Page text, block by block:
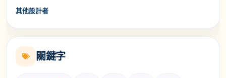
其他設計者
關鍵字